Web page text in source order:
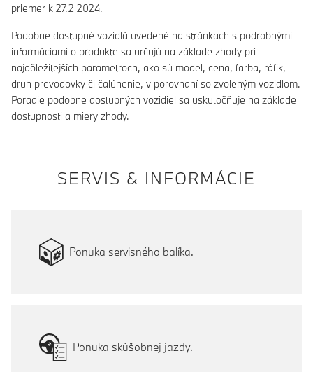
priemer k 27.2 2024.
Podobne dostupné vozidlá uvedené na stránkach s podrobnými
informáciami o produkte sa určujú na základe zhody pri
najdôležitejších parametroch, ako sú model, cena, farba, ráfik,
druh prevodovky či čalúnenie, v porovnaní so zvoleným vozidlom.
Poradie podobne dostupných vozidiel sa uskutočňuje na základe
dostupnosti a miery zhody.
SERVIS & INFORMÁCIE
Ponuka servisného balíka.
Ponuka skúšobnej jazdy.